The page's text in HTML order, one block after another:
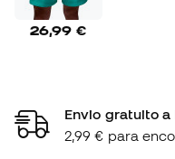
26,99 €
Envio gratuito
2,99 € para